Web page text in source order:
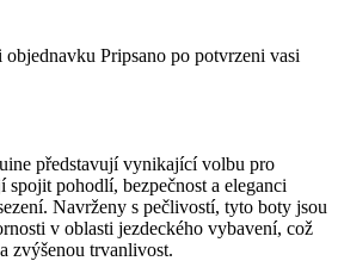
objednavku Pripsano po potvrzeni vasi
představují vynikající volbu pro
spojit pohodlí, bezpečnost a eleganci
Navrženy s pečlivostí, tyto boty jsou
v oblasti jezdeckého vybavení, což
zvýšenou trvanlivost.